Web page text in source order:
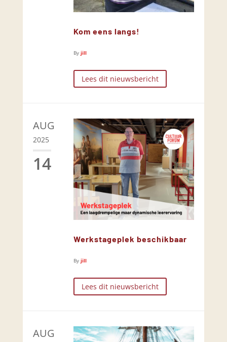
Kom eens langs!
By jill
Lees dit nieuwsbericht
AUG
2025
14
Werkstageplek beschikbaar
By jill
Lees dit nieuwsbericht
AUG